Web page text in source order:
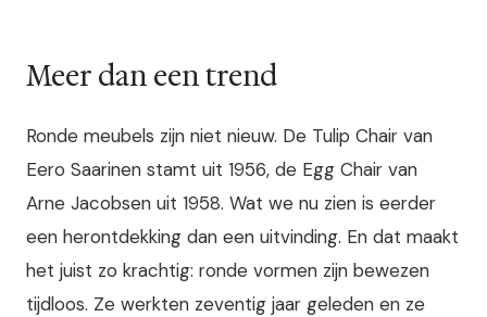
Meer dan een trend
Ronde meubels zijn niet nieuw. De Tulip Chair van
Eero Saarinen stamt uit 1956, de Egg Chair van
Arne Jacobsen uit 1958. Wat we nu zien is eerder
een herontdekking dan een uitvinding. En dat maakt
het juist zo krachtig: ronde vormen zijn bewezen
tijdloos. Ze werkten zeventig jaar geleden en ze